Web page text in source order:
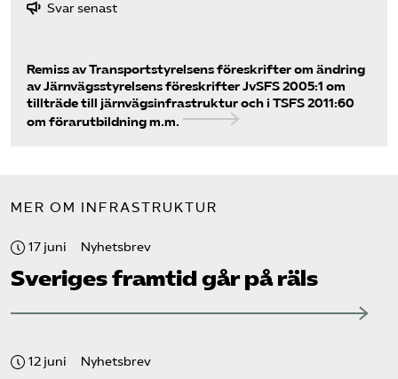
Svar senast
Remiss av Transportstyrelsens föreskrifter om ändring
av Järnvägsstyrelsens föreskrifter JvSFS 2005:1 om
tillträde till järnvägsinfrastruktur och i TSFS 2011:60
om förarutbildning m.m.
MER OM INFRASTRUKTUR
17 juni Nyhetsbrev
Sveriges framtid går på räls
12 juni Nyhetsbrev